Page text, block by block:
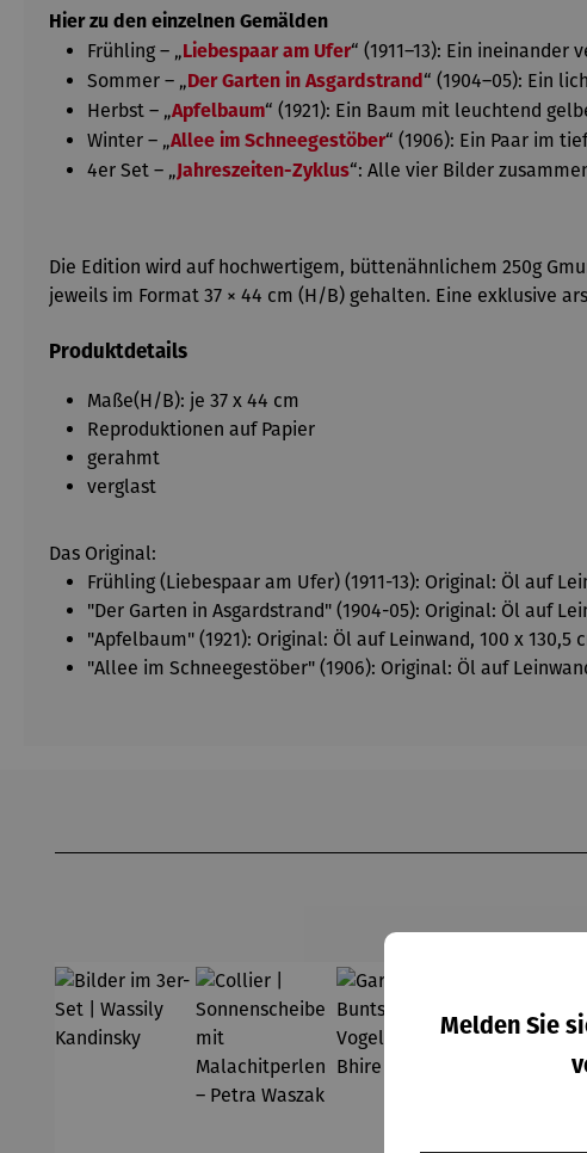
Hier zu den einzelnen Gemälden
Frühling – „ Liebespaar am Ufer“ (1911–13): Ein
Sommer – „ Der Garten in Asgardstrand “ (1904–05): Ein
Herbst – „Apfelbaum“ (1921): Ein Baum mit leuchtend
Winter – „Allee im Schneegestöber“ (1906): Ein Paar im
4er Set – „Jahreszeiten-Zyklus“: Alle vier Bilder
Die Edition wird auf hochwertigem, büttenähnlichem 250g
jeweils im Format 37 × 44 cm (H/B) gehalten. Eine exklusive
Produktdetails
Maße(H/B): je 37 x 44 cm
Reproduktionen auf Papier
gerahmt
verglast
Das Original:
Frühling (Liebespaar am Ufer) (1911-13): Original: Öl auf
"Der Garten in Asgardstrand" (1904-05): Original: Öl auf
"Apfelbaum" (1921): Original: Öl auf Leinwand, 100 x 130,5
"Allee im Schneegestöber" (1906): Original: Öl auf
Melden Sie